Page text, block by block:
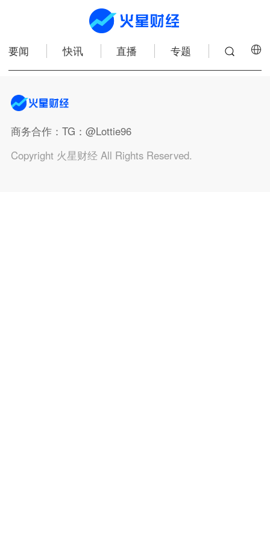
要闻 快讯 直播 专题
商务合作：TG：@Lottie96
Copyright 火星财经 All Rights Reserved.